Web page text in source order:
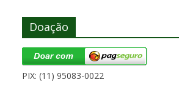
Doação
PIX: (11) 95083-0022